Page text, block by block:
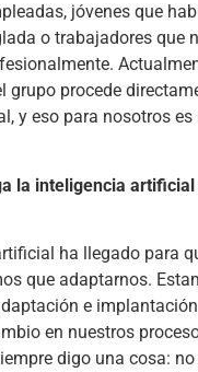
jóvenes que
o trabajadores que
grupo procede
y eso para nosotros
la inteligencia
ha llegado para
que adaptarnos.
e
en nuestros
digo una cosa: